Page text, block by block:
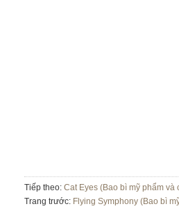
Tiếp theo: Cat Eyes (Bao bì mỹ phẩm và
Trang trước: Flying Symphony (Bao bì